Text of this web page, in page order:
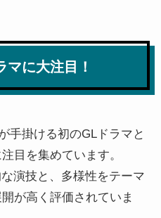
に大注目！
手掛ける初のGLドラマと
目を集めています。
演技と、多様性をテーマ
が高く評価されていま